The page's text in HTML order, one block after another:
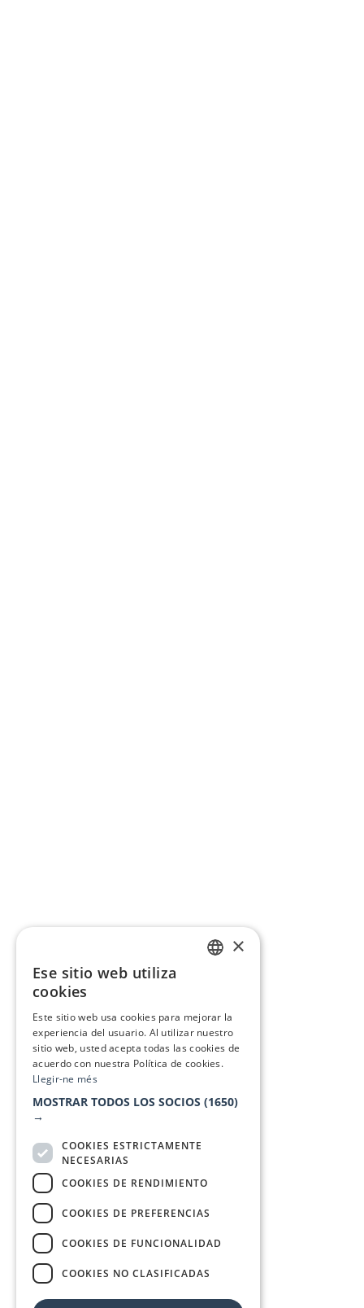
×
Ese sitio web utiliza
cookies
Este sitio web usa cookies para mejorar la
experiencia del usuario. Al utilizar nuestro
sitio web, usted acepta todas las cookies de
acuerdo con nuestra Política de cookies.
Llegir-ne més
MOSTRAR TODOS LOS SOCIOS (1650)
→
COOKIES ESTRICTAMENTE
NECESARIAS
COOKIES DE RENDIMIENTO
COOKIES DE PREFERENCIAS
COOKIES DE FUNCIONALIDAD
COOKIES NO CLASIFICADAS